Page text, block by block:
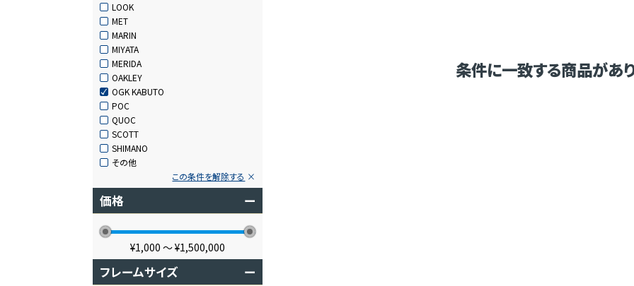
LOOK
MET
MARIN
MIYATA
MERIDA
OAKLEY
OGK KABUTO
POC
QUOC
SCOTT
SHIMANO
その他
この条件を解除する
価格 ー
¥1,000 〜¥1,500,000
フレームサイズ ー
条件に一致する商品があ